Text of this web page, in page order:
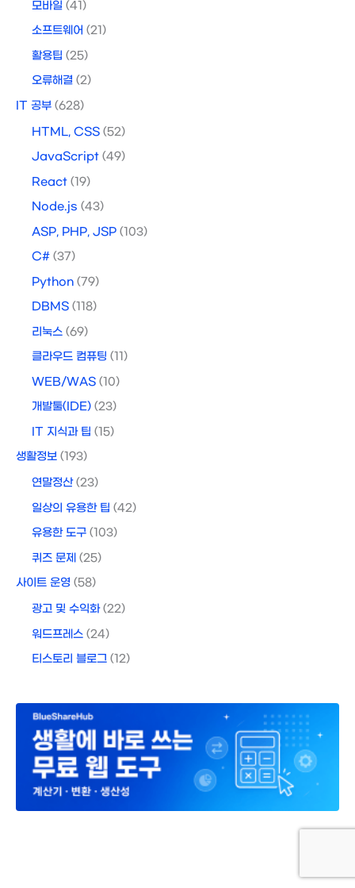
모바일 (41)
소프트웨어 (21)
활용팁 (25)
오류해결 (2)
IT 공부 (628)
HTML, CSS (52)
JavaScript (49)
React (19)
Node.js (43)
ASP, PHP, JSP (103)
C# (37)
Python (79)
DBMS (118)
리눅스 (69)
클라우드 컴퓨팅 (11)
WEB/WAS (10)
개발툴(IDE) (23)
IT 지식과 팁 (15)
생활정보 (193)
연말정산(23)
일상의 유용한 팁 (42)
유용한 도구 (103)
퀴즈 문제 (25)
사이트 운영 (58)
광고 및 수익화(22)
워드프레스 (24)
티스토리 블로그 (12)